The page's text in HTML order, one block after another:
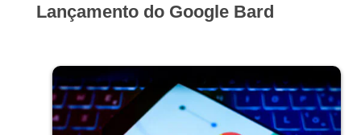
Lançamento do Google Bard